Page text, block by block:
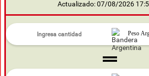
Actualizado: 07/08/2026